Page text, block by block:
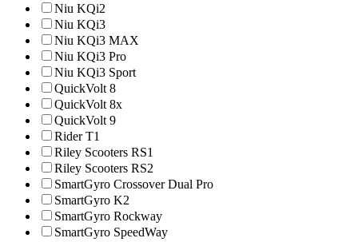
Niu KQi2
Niu KQi3
Niu KQi3 MAX
Niu KQi3 Pro
Niu KQi3 Sport
QuickVolt 8
QuickVolt 8x
QuickVolt 9
Rider T1
Riley Scooters RS1
Riley Scooters RS2
SmartGyro Crossover Dual Pro
SmartGyro K2
SmartGyro Rockway
SmartGyro SpeedWay